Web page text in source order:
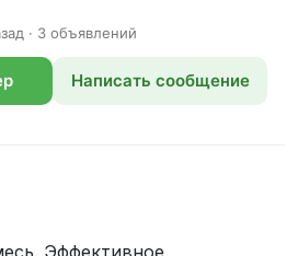
· 3 объявлений
Написать сообщение
Эффективное